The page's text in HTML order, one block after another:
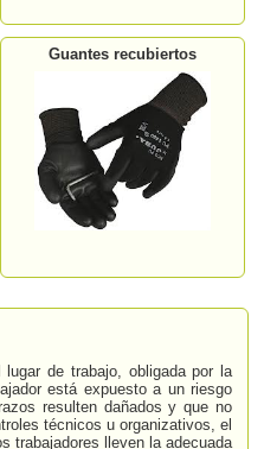
Guantes recubiertos
de trabajo, obligada por la
está expuesto a un riesgo
resulten dañados y que no
técnicos u organizativos, el
trabajadores lleven la adecuada